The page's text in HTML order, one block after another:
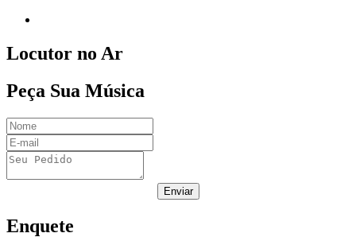
Locutor no Ar
Peça Sua Música
Enviar
Enquete